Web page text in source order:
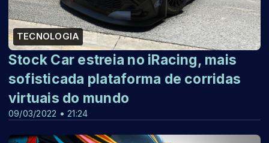
TECNOLOGIA
09/03/2022 • 21:24
Stock Car estreia no iRacing, mais
sofisticada plataforma de corridas
virtuais do mundo